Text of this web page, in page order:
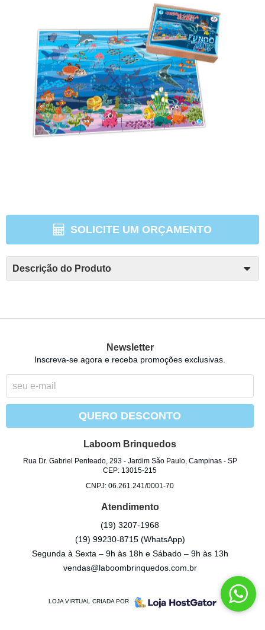
SOLICITE UM ORÇAMENTO
Descrição do Produto
Newsletter
Inscreva-se agora e receba promoções exclusivas.
QUERO DESCONTO
Laboom Brinquedos
Rua Dr. Gabriel Penteado, 293- Jardim São Paulo, Campinas- SP
CEP: 13015-215
CNPJ: 06.261.241/0001-70
Atendimento
(19) 3207-1968
(19) 99230-8715 (WhatsApp)
Segunda à Sexta – 9h às 18h e Sábado – 9h às 13h
vendas@laboombrinquedos.com.br
LOJA VIRTUAL CRIADA POR